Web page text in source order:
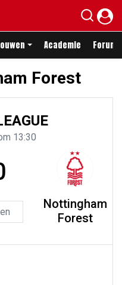
Academie Forum
Forest
13:30
Nottingham
Forest